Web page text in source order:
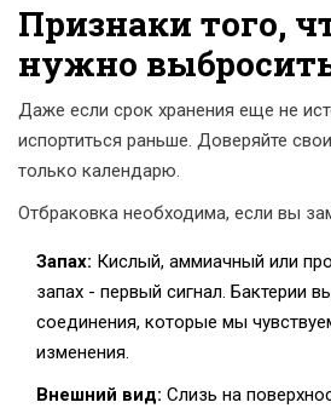
Признаки того,
нужно
Даже если срок хранения еще не
испортиться раньше. Доверяйте
только календарю.
Отбраковка необходима, если вы
Запах: Кислый, аммиачный или
запах - первый сигнал. Бактерии
соединения, которые мы
изменения.
Внешний вид: Слизь на